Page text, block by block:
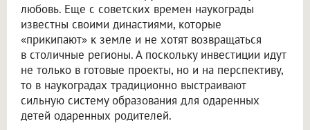
любовь. Еще с советских времен наукограды
известны своими династиями, которые
«прикипают» к земле и не хотят возвращаться
в столичные регионы. А поскольку инвестиции идут
не только в готовые проекты, но и на перспективу,
то в наукоградах традиционно выстраивают
сильную систему образования для одаренных
детей одаренных родителей.